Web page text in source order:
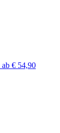
ab € 54,90